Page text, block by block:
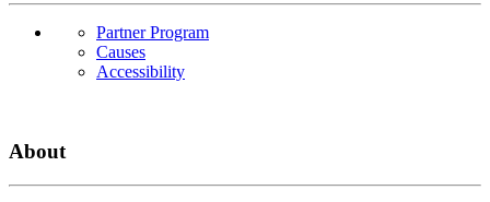
Partner Program
Causes
Accessibility
About